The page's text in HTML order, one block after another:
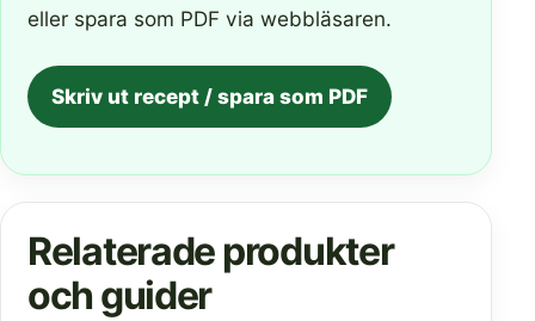
eller spara som PDF via webbläsaren.
Skriv ut recept / spara som PDF
Relaterade produkter
och guider